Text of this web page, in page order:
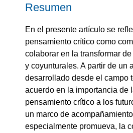
Resumen
En el presente artículo se
pensamiento crítico como
colaborar en la transformar
y coyunturales. A partir de un
desarrollado desde el campo
acuerdo en la importancia de
pensamiento crítico a los
un marco de
especialmente promueva, la